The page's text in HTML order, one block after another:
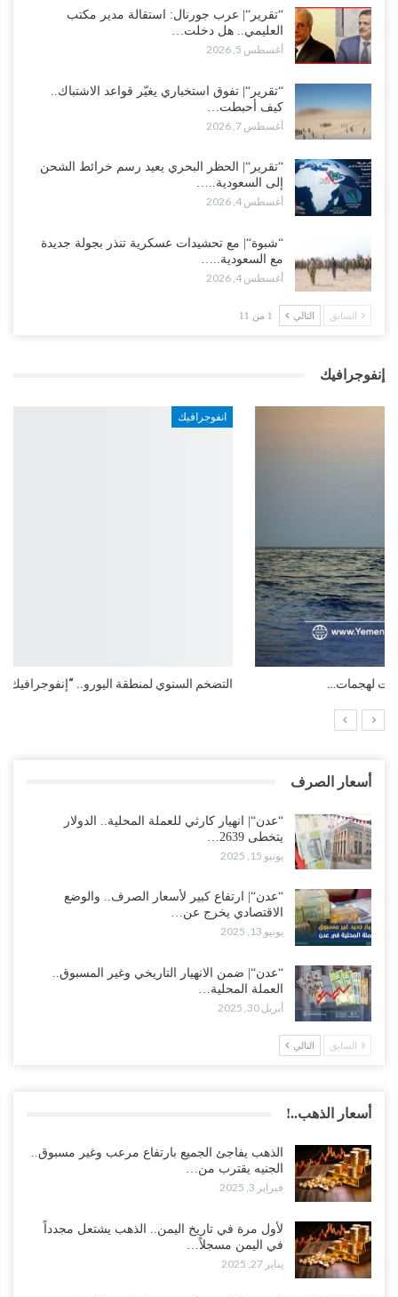
“تقرير“| عرب جورنال: استقالة مدير مكتب
العليمي.. هل دخلت…
أغسطس 5, 2026
“تقرير“| تفوق استخباري يغيّر قواعد الاشتباك..
كيف أحبطت…
أغسطس 7, 2026
“تقرير“| الحظر البحري يعيد رسم خرائط الشحن
إلى السعودية..…
أغسطس 4, 2026
“شبوة“| مع تحشيدات عسكرية تنذر بجولة جديدة
مع السعودية..…
أغسطس 4, 2026
السابق التالي 1 من 11
إنفوجرافيك
التضخم السنوي لمنطقة اليورو.. “إنفوجرافيك“..!
أسعار الصرف
“عدن“| انهيار كارثي للعملة المحلية.. الدولار
يتخطى 2639…
يونيو 15, 2025
“عدن“| ارتفاع كبير لأسعار الصرف.. والوضع
الاقتصادي يخرج عن…
يونيو 13, 2025
“عدن“| ضمن الانهيار التاريخي وغير المسبوق..
العملة المحلية…
أبريل 30, 2025
السابق التالي
أسعار الذهب..!
الذهب يفاجئ الجميع بارتفاع مرعب وغير مسبوق..
الجنيه يقترب من…
فبراير 3, 2025
لأول مرة في تاريخ اليمن.. الذهب يشتعل مجدداً
في اليمن مسجلاً…
يناير 27, 2025